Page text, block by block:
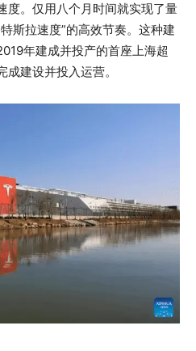
度。仅用八个月时间就实现了量
斯拉速度”的高效节奏。这种建
年建成并投产的首座上海超
建设并投入运营。